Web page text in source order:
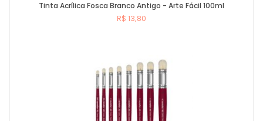
Tinta Acrílica Fosca Branco Antigo - Arte Fácil 100ml
R$ 13,80